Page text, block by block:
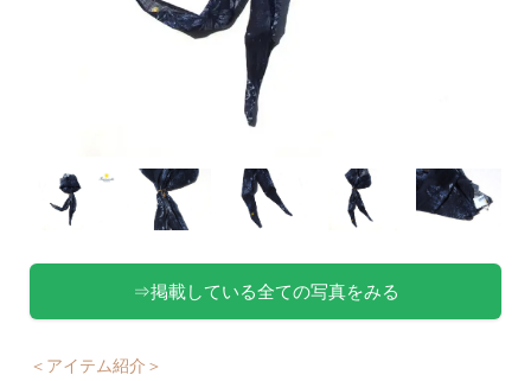
⇒掲載している全ての写真をみる
＜アイテム紹介＞